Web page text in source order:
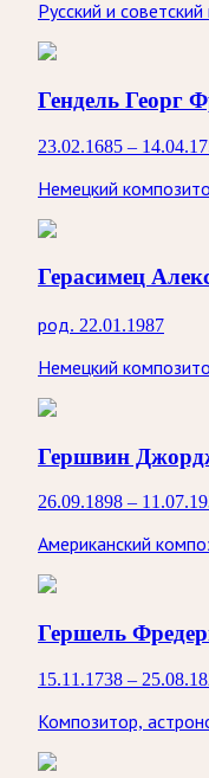
Русский и
Гендель Георг
23.02.1685 –
Немецкий
Герасимец
род. 22.01.1987
Немецкий
Гершвин
26.09.1898 –
Американский
Гершель
15.11.1738 –
Композитор,